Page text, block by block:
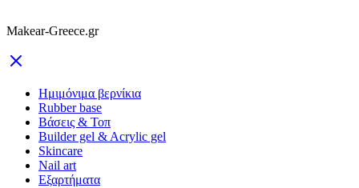
Makear-Greece.gr
Ημιμόνιμα βερνίκια
Rubber base
Βάσεις & Τοπ
Builder gel & Acrylic gel
Skincare
Nail art
Εξαρτήματα